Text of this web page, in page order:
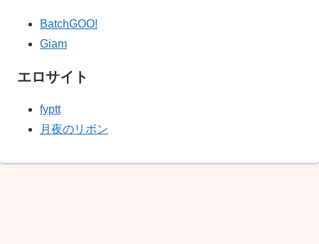
BatchGOO!
Giam
エロサイト
fyptt
月夜のリボン